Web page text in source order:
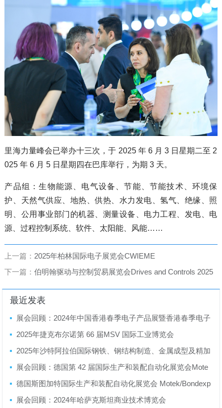
里海力量峰会已举办十三次，于 2025 年 6 月 3 日星期二至 2
025 年 6 月 5 日星期四在巴库举行，为期 3 天。
产品组：生物能源、电气设备、节能、节能技术、环境保
护、天然气供应、地热、供热、水力发电、氢气、绝缘、照
明、公用事业部门的机器、测量设备、电力工程、发电、电
源、过程控制系统、软件、太阳能、风能……
上一篇： 2025年柏林国际电子展览会CWIEME
下一篇：伯明翰驱动与控制贸易展览会Drives and Controls 2025
最近发表
展会回顾：2024年中国香港春季电子产品展暨香港春季电子
产品展
2025年捷克布尔诺第 66 届MSV 国际工业博览会
2025年沙特阿拉伯国际钢铁、钢结构制造、金属成型及精加
工展览会
展会回顾：德国第 42 届国际生产和装配自动化展览会Mote
k/Bondexpo 2024
德国斯图加特国际生产和装配自动化展览会 Motek/Bondexp
o 2025
展会回顾：2024年哈萨克斯坦商业技术博览会